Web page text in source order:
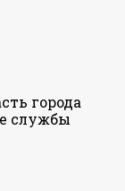
города
службы